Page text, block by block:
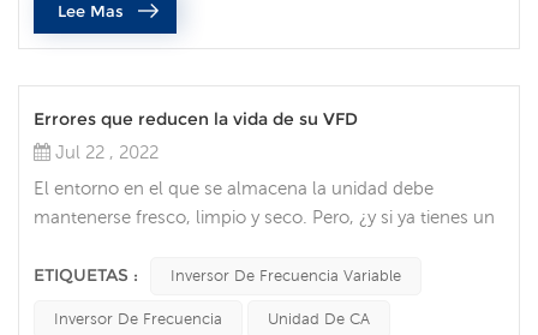
Lee Mas
Errores que reducen la vida de su VFD
Jul 22 , 2022
El entorno en el que se almacena la unidad debe
mantenerse fresco, limpio y seco. Pero, ¿y si ya tienes un
campo sobre un cliente que tiene un variador de
ETIQUETAS : Inversor De Frecuencia Variable
Inversor De Frecuencia Unidad De CA